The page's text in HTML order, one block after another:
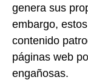
genera sus
embargo,
contenido
páginas web
engañosas.